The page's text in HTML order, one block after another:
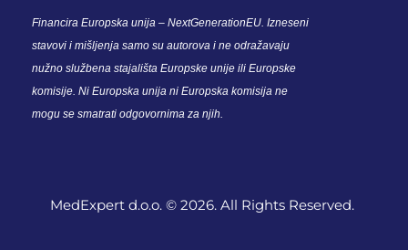
Financira Europska unija – NextGenerationEU. Izneseni
stavovi i mišljenja samo su autorova i ne odražavaju
nužno službena stajališta Europske unije ili Europske
komisije. Ni Europska unija ni Europska komisija ne
mogu se smatrati odgovornima za njih.
MedExpert d.o.o. © 2026. All Rights Reserved.